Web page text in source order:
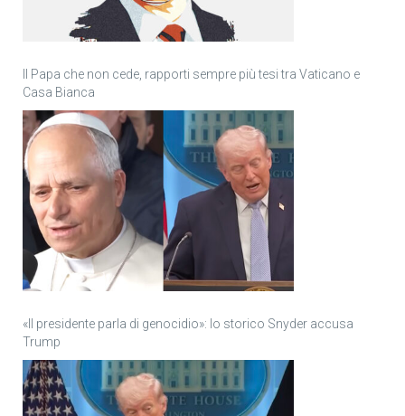
Il Papa che non cede, rapporti sempre più tesi tra Vaticano e
Casa Bianca
«Il presidente parla di genocidio»: lo storico Snyder accusa
Trump